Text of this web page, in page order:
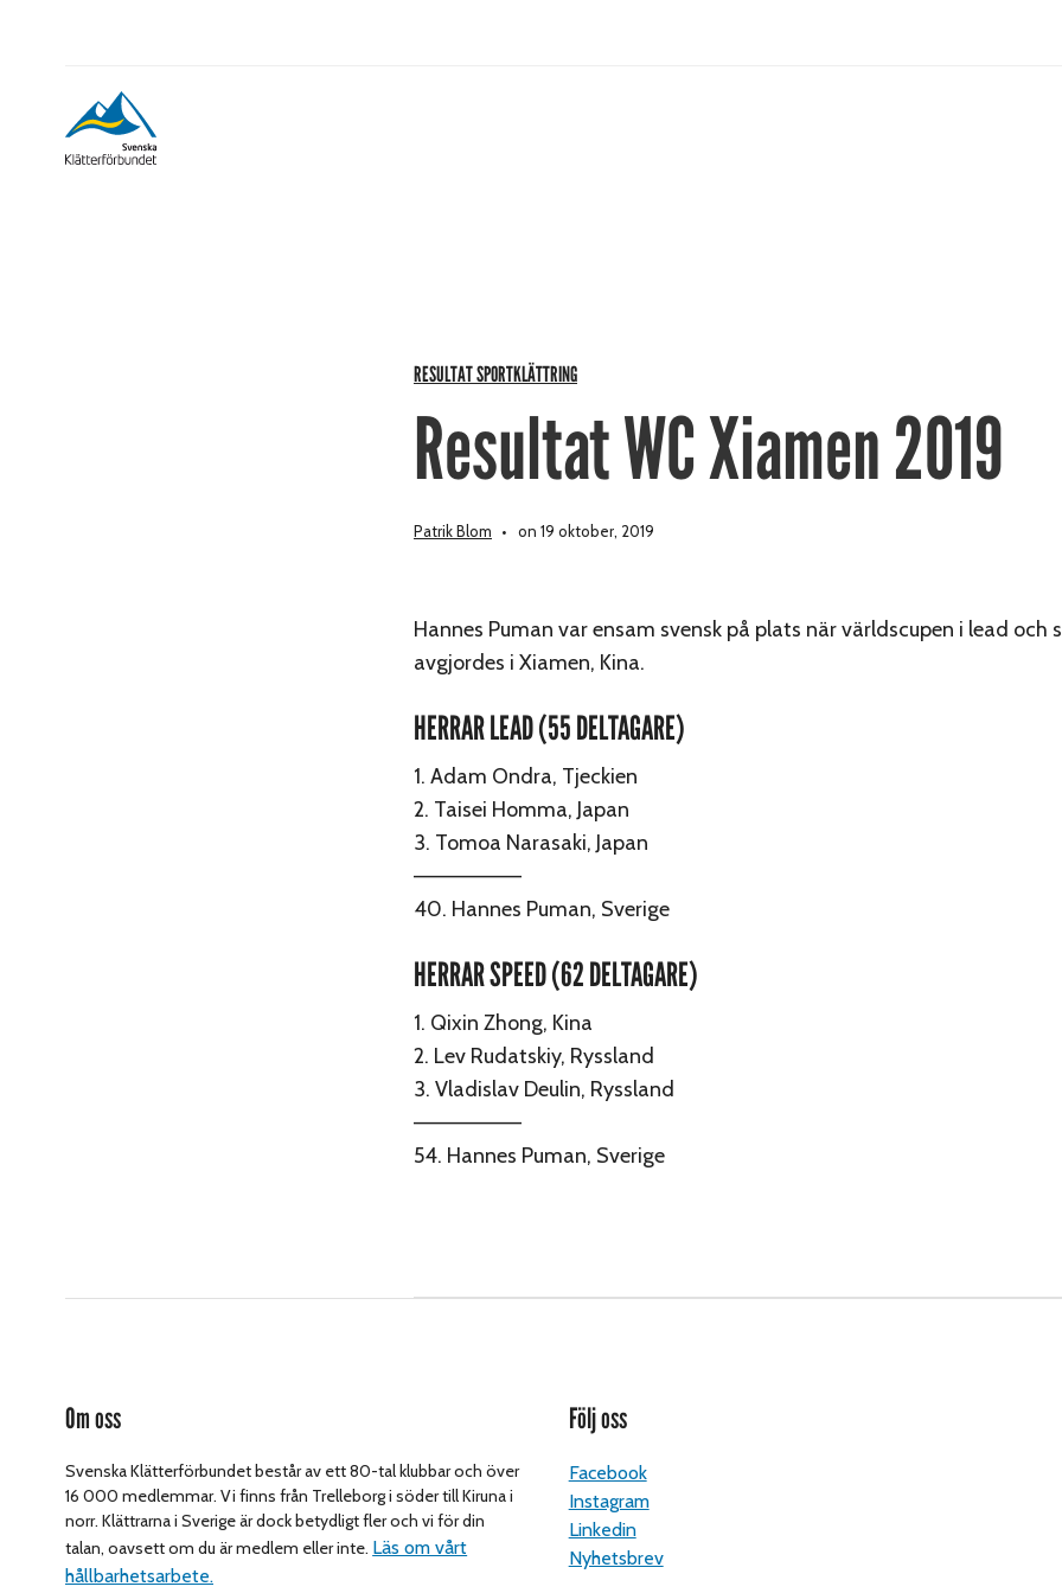
RESULTAT SPORTKLÄTTRING
Resultat WC Xiamen 2019
Patrik Blom on 19 oktober, 2019
Hannes Puman var ensam svensk på plats när världscupen i lead och
avgjordes i Xiamen, Kina.
HERRAR LEAD (55 DELTAGARE)
1. Adam Ondra, Tjeckien
2. Taisei Homma, Japan
3. Tomoa Narasaki, Japan
———————
40. Hannes Puman, Sverige
HERRAR SPEED (62 DELTAGARE)
1. Qixin Zhong, Kina
2. Lev Rudatskiy, Ryssland
3. Vladislav Deulin, Ryssland
———————
54. Hannes Puman, Sverige
Om oss
Svenska Klätterförbundet består av ett 80-tal klubbar och över
16 000 medlemmar. Vi finns från Trelleborg i söder till Kiruna i
norr. Klättrarna i Sverige är dock betydligt fler och vi för din
talan, oavsett om du är medlem eller inte. Läs om vårt
hållbarhetsarbete.
Följ oss
Facebook
Instagram
Linkedin
Nyhetsbrev